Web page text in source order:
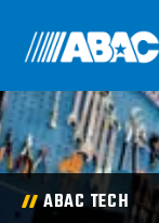
ABAC TECH